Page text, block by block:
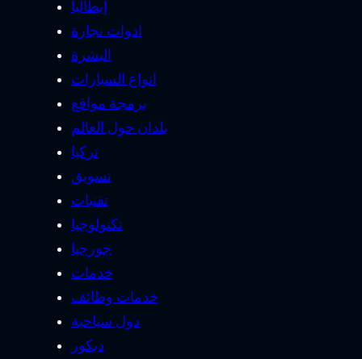
إيطاليا
ادوات نجارة
البشرة
انواع السيارات
برمجة مواقع
بلدان حول العالم
تركيا
تسويق
تقنيات
تكنولوجيا
جورجيا
خدمات
خدمات وظائف
دول سياحية
ديكور